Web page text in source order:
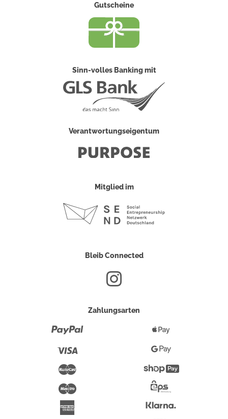
Gutscheine
Sinn-volles Banking mit
Verantwortungseigentum
Mitglied im
Bleib Connected
Zahlungsarten
Maestro
Pay
Google
PayShopify
Überweisung